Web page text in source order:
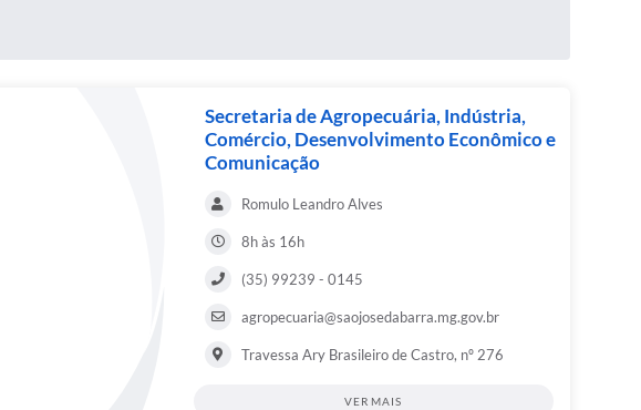
Secretaria de Agropecuária, Indústria,
Comércio, Desenvolvimento Econômico e
Comunicação
Romulo Leandro Alves
8h às 16h
(35) 99239 - 0145
agropecuaria@saojosedabarra.mg.gov.br
Travessa Ary Brasileiro de Castro, nº 276
VER MAIS